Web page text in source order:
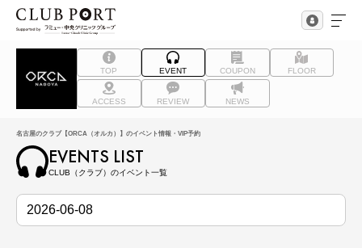
TOP EVENT COUPON FLOOR
ACCESS REVIEW NEWS
名古屋のクラブ【ORCA（オルカ）】のイベント情報・VIP予約
EVENTS LIST
CLUB（クラブ）のイベント一覧